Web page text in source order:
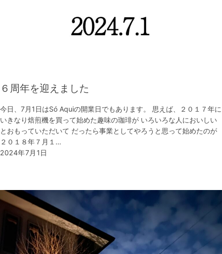
６周年を迎えました
今日、7月1日はSó Aquiの開業日でもあります。 思えば、２０１７年に
いきなり焙煎機を買って始めた趣味の珈琲が いろいろな人においしい
とおもっていただいて だったら事業としてやろうと思って始めたのが
２０１８年７月１…
2024年7月1日